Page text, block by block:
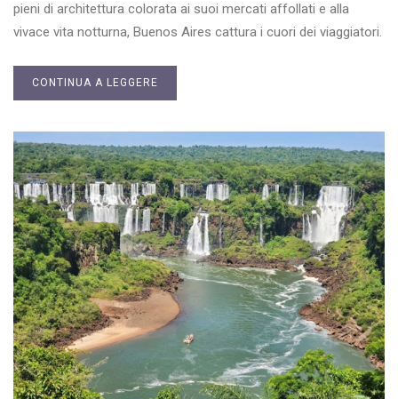
pieni di architettura colorata ai suoi mercati affollati e alla
vivace vita notturna, Buenos Aires cattura i cuori dei viaggiatori.
CONTINUA A LEGGERE